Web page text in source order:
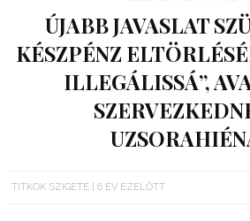
ÚJABB JAVASLAT
KÉSZPÉNZ
ILLEGÁLISSÁ”,
TITKOK SZIGETE 6 ÉV EZELŐTT